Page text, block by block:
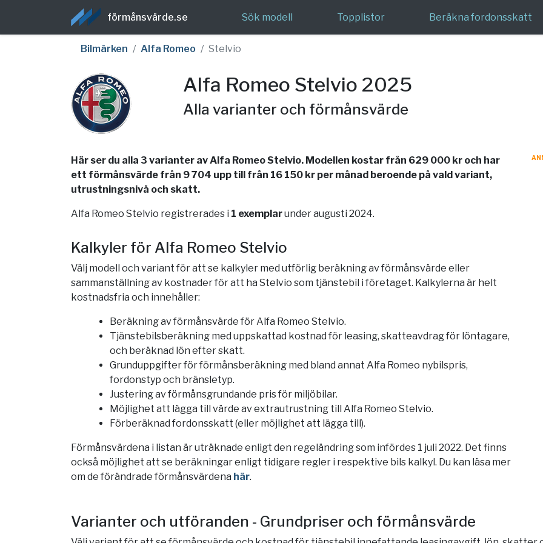
förmånsvärde.se Sök modell Topplistor Beräkna fordonsskatt
Bilmärken Alfa Romeo Stelvio
Alfa Romeo Stelvio 2025
Alla varianter och förmånsvärde
Här ser du alla 3 varianter av Alfa Romeo Stelvio. Modellen kostar från 629 000 kr och har
ett förmånsvärde från 9 704 upp till från 16 150 kr per månad beroende på vald variant,
utrustningsnivå och skatt.
Alfa Romeo Stelvio registrerades i 1 exemplarunder augusti 2024.
Kalkyler för Alfa Romeo Stelvio
Välj modell och variant för att se kalkyler med utförlig beräkning av förmånsvärde eller
sammanställning av kostnader för att ha Stelvio som tjänstebil i företaget. Kalkylerna är helt
kostnadsfria och innehåller:
Beräkning av förmånsvärde för Alfa Romeo Stelvio.
Tjänstebilsberäkning med uppskattad kostnad för leasing, skatteavdrag för löntagare,
och beräknad lön efter skatt.
Grunduppgifter för förmånsberäkning med bland annat Alfa Romeo nybilspris,
fordonstyp och bränsletyp.
Justering av förmånsgrundande pris för miljöbilar.
Möjlighet att lägga till värde av extrautrustning till Alfa Romeo Stelvio.
Förberäknad fordonsskatt (eller möjlighet att lägga till).
Förmånsvärdena i listan är uträknade enligt den regeländring som infördes 1 juli 2022. Det finns
också möjlighet att se beräkningar enligt tidigare regler i respektive bils kalkyl. Du kan läsa mer
om de förändrade förmånsvärdena här.
Varianter och utföranden - Grundpriser och förmånsvärde